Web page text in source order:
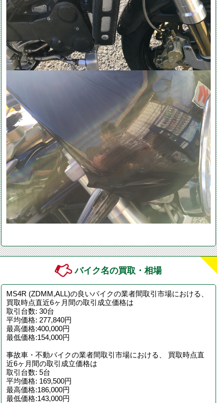
バイク名の買取・相場
MS4R (ZDMM,ALL)の良いバイクの業者間取引市場における、
買取時点直近6ヶ月間の取引成立価格は
取引台数: 30台
平均価格: 277,840円
最高価格:400,000円
最低価格:154,000円
事故車・不動バイクの業者間取引市場における、 買取時点直
近6ヶ月間の取引成立価格は
取引台数: 5台
平均価格: 169,500円
最高価格:186,000円
最低価格:143,000円